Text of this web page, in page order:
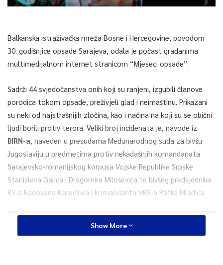
Balkanska istraživačka mreža Bosne i Hercegovine, povodom
30. godišnjice opsade Sarajeva, odala je počast građanima
multimedijalnom internet stranicom “Mjeseci opsade”.
Sadrži 44 svjedočanstva onih koji su ranjeni, izgubili članove
porodica tokom opsade, preživjeli glad i neimaštinu. Prikazani
su neki od najstrašnijih zločina, kao i načina na koji su se obični
ljudi borili protiv terora. Veliki broj incidenata je, navode iz
BIRN-a , naveden u presudama Međunarodnog suda za bivšu
Jugoslaviju u predmetima protiv nekadašnjih komandanata
Sarajevsko-romanijskog korpusa Vojske Republike Srpske
Stanislava Galića i Dragomira Miloševića te bivšeg predsjednika
RS-a Radovana Karadžića i komandanta VRS-a Ratka Mladića.
Show More